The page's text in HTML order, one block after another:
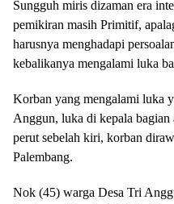
Sungguh miris dizaman era
pemikiran masih Primitif,
harusnya menghadapi
kebalikanya mengalami luka
Korban yang mengalami luka
Anggun, luka di kepala bagian
perut sebelah kiri, korban
Palembang.
Nok (45) warga Desa Tri